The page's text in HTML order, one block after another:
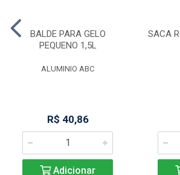
BALDE PARA GELO
PEQUENO 1,5L
ALUMINIO ABC
R$ 40,86
Adicionar
SACA